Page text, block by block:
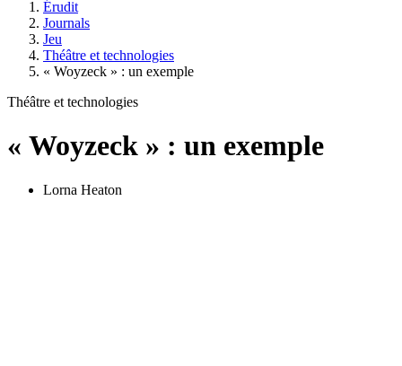
Érudit
Journals
Jeu
Théâtre et technologies
« Woyzeck » : un exemple
Théâtre et technologies
« Woyzeck » : un exemple
Lorna Heaton